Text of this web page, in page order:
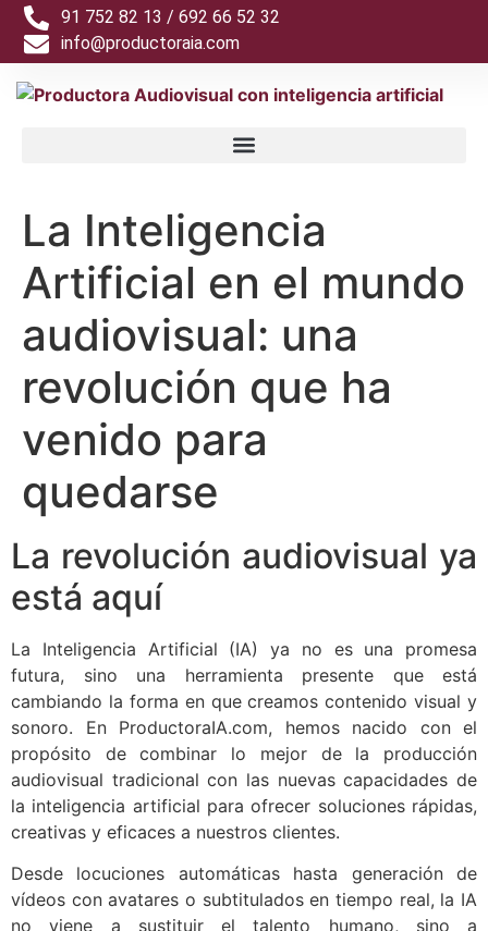
91 752 82 13 / 692 66 52 32
info@productoraia.com
La Inteligencia
Artificial en el mundo
audiovisual: una
revolución que ha
venido para
quedarse
La revolución audiovisual ya
está aquí
La Inteligencia Artificial (IA) ya no es una promesa
futura, sino una herramienta presente que está
cambiando la forma en que creamos contenido visual y
sonoro. En ProductoraIA.com, hemos nacido con el
propósito de combinar lo mejor de la producción
audiovisual tradicional con las nuevas capacidades de
la inteligencia artificial para ofrecer soluciones rápidas,
creativas y eficaces a nuestros clientes.
Desde locuciones automáticas hasta generación de
vídeos con avatares o subtitulados en tiempo real, la IA
no viene a sustituir el talento humano, sino a